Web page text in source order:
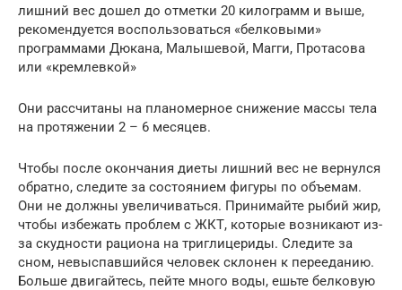
лишний вес дошел до отметки 20 килограмм и выше,
рекомендуется воспользоваться «белковыми»
программами Дюкана, Малышевой, Магги, Протасова
или «кремлевкой»
Они рассчитаны на планомерное снижение массы тела
на протяжении 2 – 6 месяцев.
Чтобы после окончания диеты лишний вес не вернулся
обратно, следите за состоянием фигуры по объемам.
Они не должны увеличиваться. Принимайте рыбий жир,
чтобы избежать проблем с ЖКТ, которые возникают из-
за скудности рациона на триглицериды. Следите за
сном, невыспавшийся человек склонен к перееданию.
Больше двигайтесь, пейте много воды, ешьте белковую